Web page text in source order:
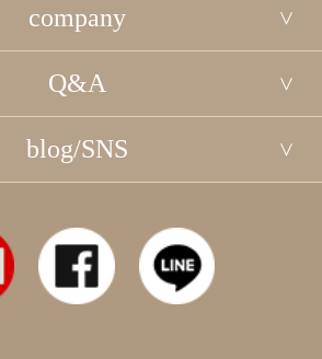
company
Q&A
blog/SNS